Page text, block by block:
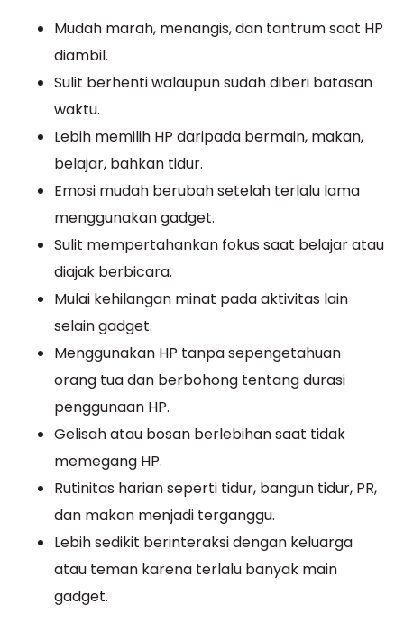
Mudah marah, menangis, dan tantrum saat HP
diambil.
Sulit berhenti walaupun sudah diberi batasan
waktu.
Lebih memilih HP daripada bermain, makan,
belajar, bahkan tidur.
Emosi mudah berubah setelah terlalu lama
menggunakan gadget.
Sulit mempertahankan fokus saat belajar atau
diajak berbicara.
Mulai kehilangan minat pada aktivitas lain
selain gadget.
Menggunakan HP tanpa sepengetahuan
orang tua dan berbohong tentang durasi
penggunaan HP.
Gelisah atau bosan berlebihan saat tidak
memegang HP.
Rutinitas harian seperti tidur, bangun tidur, PR,
dan makan menjadi terganggu.
Lebih sedikit berinteraksi dengan keluarga
atau teman karena terlalu banyak main
gadget.